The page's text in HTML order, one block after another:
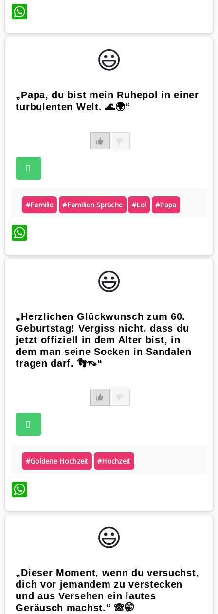
WhatsApp
😃️
„Papa, du bist mein Ruhepol in einer
turbulenten Welt. 🌊🌍“
#familie #familien Sprüche #lol #papa
WhatsApp
😃️
„Herzlichen Glückwunsch zum 60.
Geburtstag! Vergiss nicht, dass du
jetzt offiziell in dem Alter bist, in
dem man seine Socken in Sandalen
tragen darf. 👣👡“
#goldene Hochzeit #hochzeit
WhatsApp
😃️
„Dieser Moment, wenn du versuchst,
dich vor jemandem zu verstecken
und aus Versehen ein lautes
Geräusch machst.“ 🙈🤭